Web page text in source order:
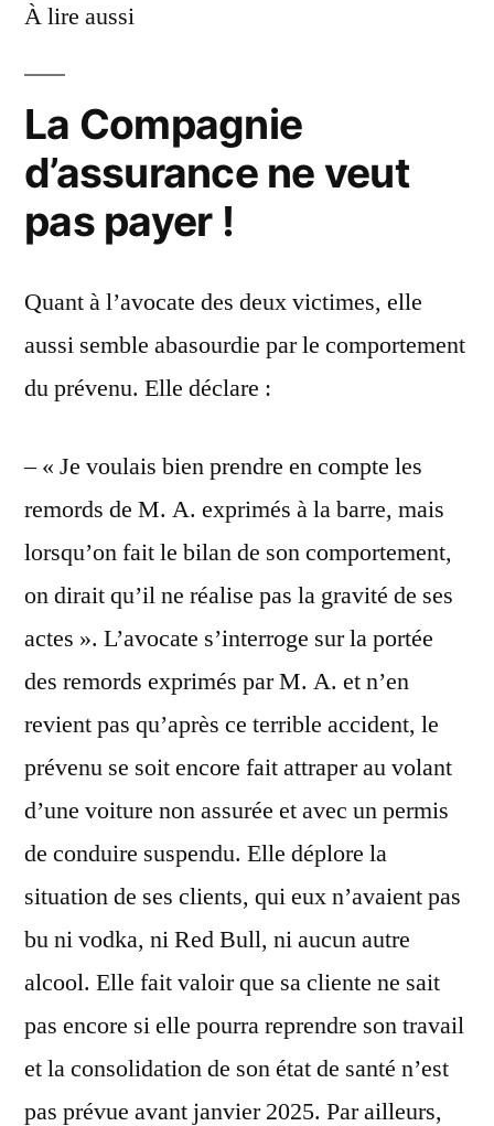
À lire aussi
La Compagnie
d’assurance ne veut
pas payer !
Quant à l’avocate des deux victimes, elle
aussi semble abasourdie par le comportement
du prévenu. Elle déclare :
– « Je voulais bien prendre en compte les
remords de M. A. exprimés à la barre, mais
lorsqu’on fait le bilan de son comportement,
on dirait qu’il ne réalise pas la gravité de ses
actes ». L’avocate s’interroge sur la portée
des remords exprimés par M. A. et n’en
revient pas qu’après ce terrible accident, le
prévenu se soit encore fait attraper au volant
d’une voiture non assurée et avec un permis
de conduire suspendu. Elle déplore la
situation de ses clients, qui eux n’avaient pas
bu ni vodka, ni Red Bull, ni aucun autre
alcool. Elle fait valoir que sa cliente ne sait
pas encore si elle pourra reprendre son travail
et la consolidation de son état de santé n’est
pas prévue avant janvier 2025. Par ailleurs,